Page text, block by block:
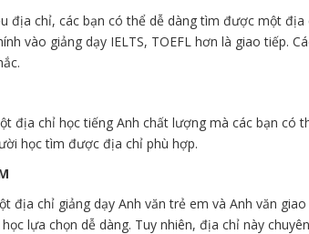
địa chỉ, các bạn có thể dễ dàng tìm được một địa
vào giảng dạy IELTS, TOEFL hơn là giao tiếp.
địa chỉ học tiếng Anh chất lượng mà các bạn có
học tìm được địa chỉ phù hợp.
địa chỉ giảng dạy Anh văn trẻ em và Anh văn
lựa chọn dễ dàng. Tuy nhiên, địa chỉ này